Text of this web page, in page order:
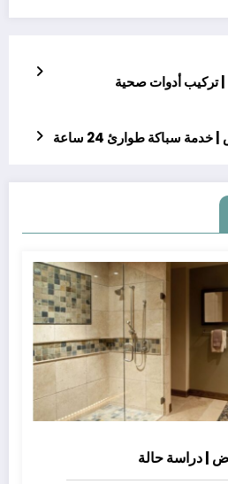
تركيب أدوات صحية
سباكة طوارئ 24 ساعة
| دراسة حالة